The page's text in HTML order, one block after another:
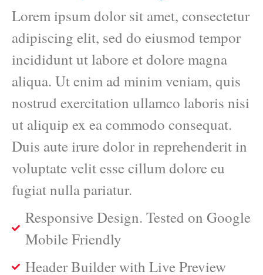
Lorem ipsum dolor sit amet, consectetur
adipiscing elit, sed do eiusmod tempor
incididunt ut labore et dolore magna
aliqua. Ut enim ad minim veniam, quis
nostrud exercitation ullamco laboris nisi
ut aliquip ex ea commodo consequat.
Duis aute irure dolor in reprehenderit in
voluptate velit esse cillum dolore eu
fugiat nulla pariatur.
Responsive Design. Tested on Google
Mobile Friendly
Header Builder with Live Preview